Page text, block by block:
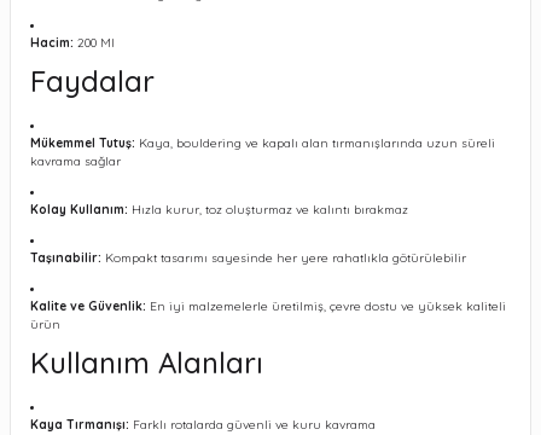
Hacim: 200 Ml
Faydalar
Mükemmel Tutuş: Kaya, bouldering ve kapalı alan tırmanışlarında uzun süreli
kavrama sağlar
Kolay Kullanım: Hızla kurur, toz oluşturmaz ve kalıntı bırakmaz
Taşınabilir: Kompakt tasarımı sayesinde her yere rahatlıkla götürülebilir
Kalite ve Güvenlik: En iyi malzemelerle üretilmiş, çevre dostu ve yüksek kaliteli
ürün
Kullanım Alanları
Kaya Tırmanışı: Farklı rotalarda güvenli ve kuru kavrama